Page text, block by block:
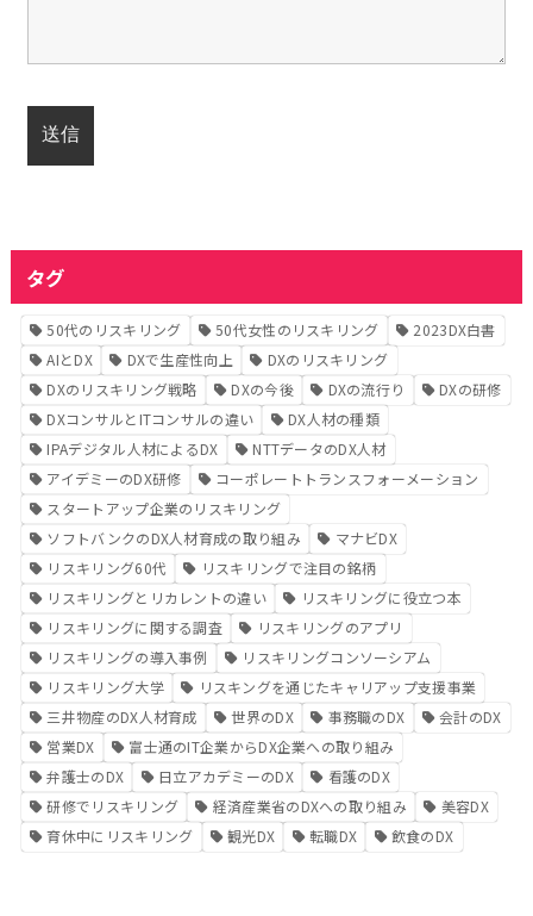
タグ
50代のリスキリング 50代女性のリスキリング
2023DX白書
AIとDX
DXで生産性向上
DXのリスキリング
DXのリスキリング戦略
DXの今後 DXの流行り
DXの研修
DXコンサルとITコンサルの違い
DX人材の種類
IPAデジタル人材によるDX
NTTデータのDX人材
アイデミーのDX研修
コーポレートトランスフォーメーション
スタートアップ企業のリスキリング
ソフトバンクのDX人材育成の取り組み
マナビDX
リスキリング60代
リスキリングで注目の銘柄
リスキリングとリカレントの違い
リスキリングに役立つ本
リスキリングに関する調査
リスキリングのアプリ
リスキリングの導入事例
リスキリングコンソーシアム
リスキリング大学
リスキングを通じたキャリアップ支援事業
三井物産のDX人材育成
世界のDX 事務職のDX
会計のDX
営業DX
富士通のIT企業からDX企業への取り組み
弁護士のDX
日立アカデミーのDX
看護のDX
研修でリスキリング
経済産業省のDXへの取り組み
美容DX
育休中にリスキリング
観光DX 転職DX 飲食のDX